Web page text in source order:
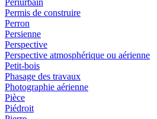
Périurbain
Permis de construire
Perron
Persienne
Perspective
Perspective atmosphérique ou aérienne
Petit-bois
Phasage des travaux
Photographie aérienne
Pièce
Piédroit